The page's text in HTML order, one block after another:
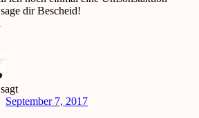
dir Bescheid!
sagt
September 7, 2017